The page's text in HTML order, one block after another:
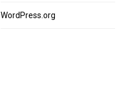
WordPress.org